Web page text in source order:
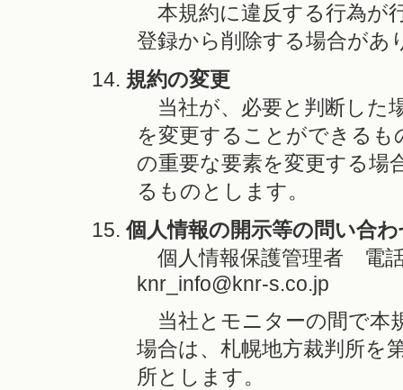
本規約に違反する行為が
登録から削除する場合があ
規約の変更
当社が、必要と判断した
を変更することができる
の重要な要素を変更する場
るものとします。
個人情報の開示等の問い合
個人情報保護管理者 電
knr_info@knr-s.co.jp
当社とモニターの間で本
場合は、札幌地方裁判所を
所とします。